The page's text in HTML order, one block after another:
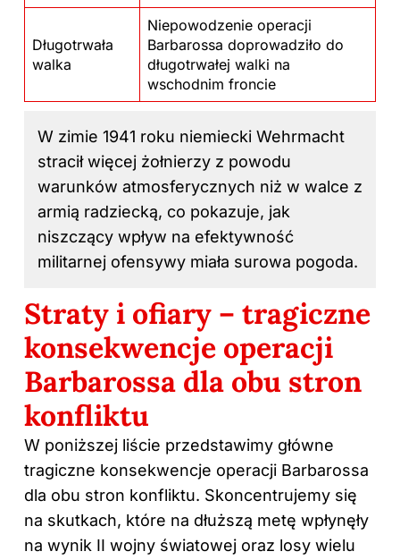
Długotrwała
walka
Niepowodzenie operacji
Barbarossa doprowadziło do
długotrwałej walki na
wschodnim froncie
W zimie 1941 roku niemiecki Wehrmacht
stracił więcej żołnierzy z powodu
warunków atmosferycznych niż w walce z
armią radziecką, co pokazuje, jak
niszczący wpływ na efektywność
militarnej ofensywy miała surowa pogoda.
Straty i ofiary – tragiczne
konsekwencje operacji
Barbarossa dla obu stron
konfliktu
W poniższej liście przedstawimy główne
tragiczne konsekwencje operacji Barbarossa
dla obu stron konfliktu. Skoncentrujemy się
na skutkach, które na dłuższą metę wpłynęły
na wynik II wojny światowej oraz losy wielu